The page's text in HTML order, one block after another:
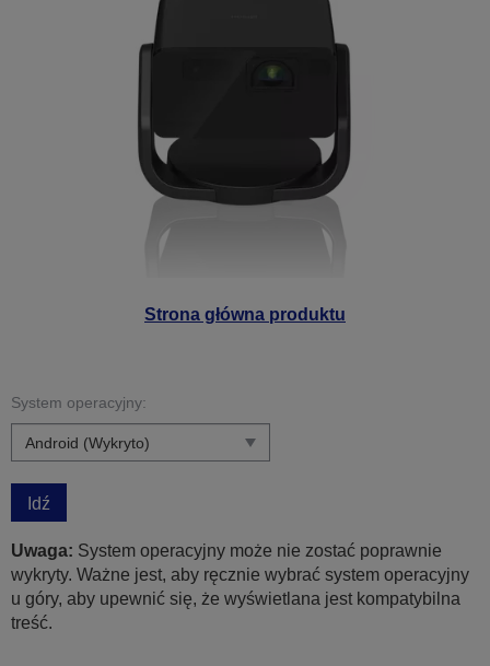
Strona główna produktu
System operacyjny:
Idź
Uwaga: System operacyjny może nie zostać poprawnie
wykryty. Ważne jest, aby ręcznie wybrać system operacyjny
u góry, aby upewnić się, że wyświetlana jest kompatybilna
treść.